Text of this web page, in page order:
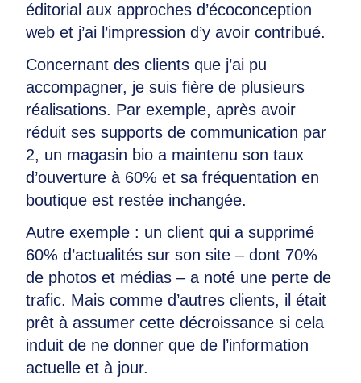
éditorial aux approches d’écoconception
web et j’ai l’impression d’y avoir contribué.
Concernant des clients que j’ai pu
accompagner, je suis fière de plusieurs
réalisations. Par exemple, après avoir
réduit ses supports de communication par
2, un magasin bio a maintenu son taux
d’ouverture à 60% et sa fréquentation en
boutique est restée inchangée.
Autre exemple : un client qui a supprimé
60% d’actualités sur son site – dont 70%
de photos et médias – a noté une perte de
trafic. Mais comme d’autres clients, il était
prêt à assumer cette décroissance si cela
induit de ne donner que de l’information
actuelle et à jour.